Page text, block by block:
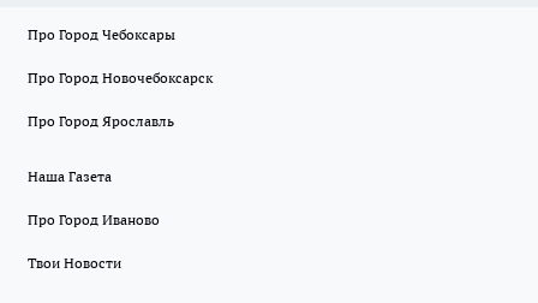
Про Город Чебоксары
Про Город Новочебоксарск
Про Город Ярославль
Наша Газета
Про Город Иваново
Твои Новости